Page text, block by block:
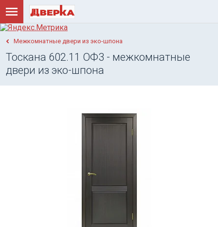
Межкомнатные двери из эко-шпона
Тоскана 602.11 ОФ3 - межкомнатные
двери из эко-шпона